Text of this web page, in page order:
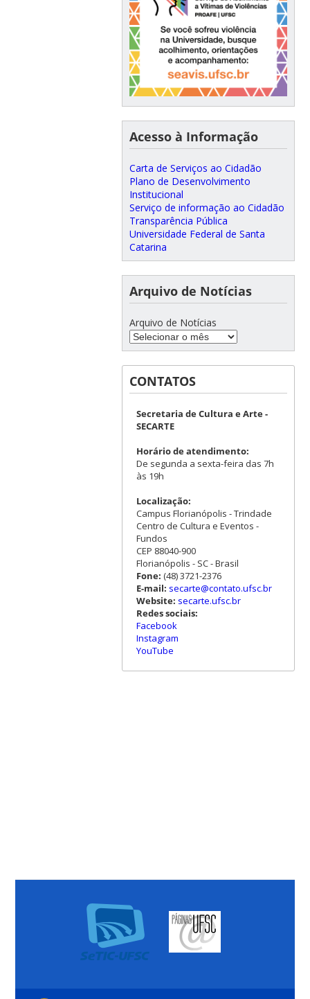
Acesso à Informação
Carta de Serviços ao Cidadão
Plano de Desenvolvimento
Institucional
Serviço de informação ao Cidadão
Transparência Pública
Universidade Federal de Santa
Catarina
Arquivo de Notícias
Arquivo de Notícias
CONTATOS
Secretaria de Cultura e Arte -
SECARTE
Horário de atendimento:
De segunda a sexta-feira das 7h
às 19h
Localização:
Campus Florianópolis - Trindade
Centro de Cultura e Eventos -
Fundos
CEP 88040-900
Florianópolis - SC - Brasil
Fone: (48) 3721-2376
E-mail: secarte@contato.ufsc.br
Website: secarte.ufsc.br
Redes sociais:
Facebook
Instagram
YouTube